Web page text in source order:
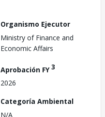
Organismo Ejecutor
Ministry of Finance and
Economic Affairs
Aprobación FY3
2026
Categoría Ambiental
N/A